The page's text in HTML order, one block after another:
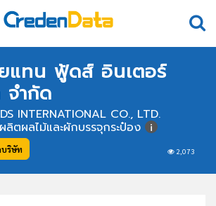
แทน ฟู้ดส์ อินเตอร์
จำกัด
INTERNATIONAL CO., LTD.
2,073
ตผลไม้และผักบรรจุกระป๋อง
ริษัท